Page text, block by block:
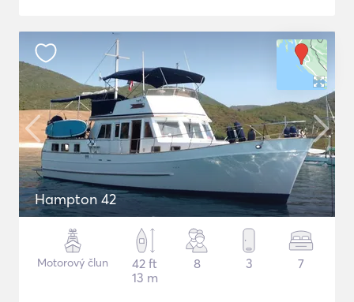
Hampton 42
Motorový člun
42 ft
13 m
8 3 7